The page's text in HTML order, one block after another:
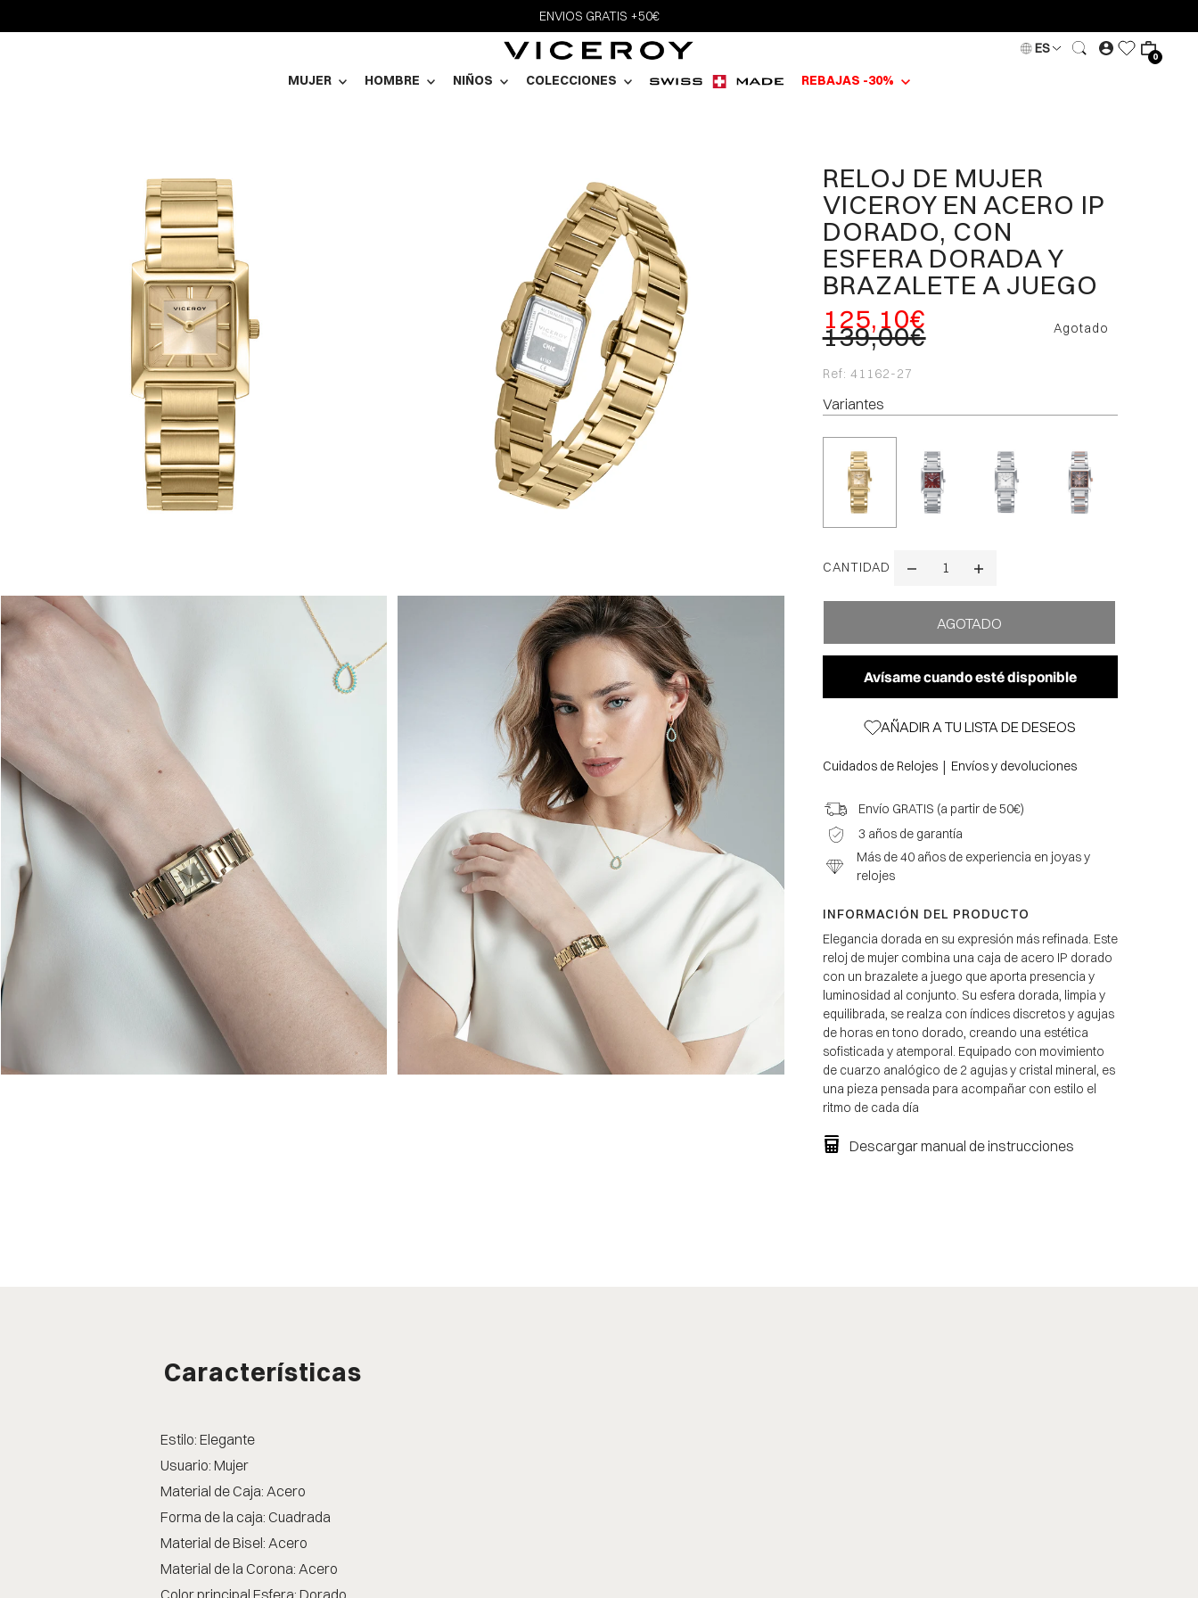
ENVIOS GRATIS +50€
ES
0
MUJER HOMBRE NIÑOS COLECCIONES REBAJAS -30%
RELOJ DE MUJER
VICEROY EN ACERO IP
DORADO, CON
ESFERA DORADA Y
BRAZALETE A JUEGO
125,10€
139,00€ Agotado
Ref: 41162-27
Variantes
CANTIDAD
Avísame cuando esté disponible
AÑADIR A TU LISTA DE DESEOS
Cuidados de Relojes| Envíos y devoluciones
Envío GRATIS (a partir de 50€)
3 años de garantía
Más de 40 años de experiencia en joyas y
relojes
INFORMACIÓN DEL PRODUCTO
Elegancia dorada en su expresión más refinada. Este
reloj de mujer combina una caja de acero IP dorado
con un brazalete a juego que aporta presencia y
luminosidad al conjunto. Su esfera dorada, limpia y
equilibrada, se realza con índices discretos y agujas
de horas en tono dorado, creando una estética
sofisticada y atemporal. Equipado con movimiento
de cuarzo analógico de 2 agujas y cristal mineral, es
una pieza pensada para acompañar con estilo el
ritmo de cada día
Descargar manual de instrucciones
Características
Estilo: Elegante
Usuario: Mujer
Material de Caja: Acero
Forma de la caja: Cuadrada
Material de Bisel: Acero
Material de la Corona: Acero
Color principal Esfera: Dorado